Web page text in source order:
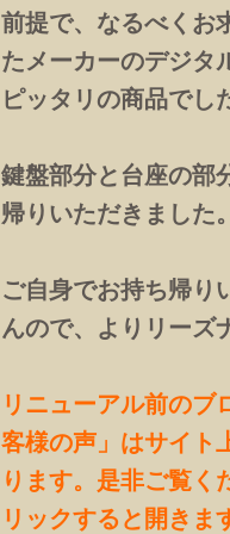
前提で、なるべくお
たメーカーのデジタ
ピッタリの商品でし
鍵盤部分と台座の部
帰りいただきました。
ご自身でお持ち帰り
んので、よりリーズ
リニューアル前の
客様の声」はサイ
ります。是非ご覧
リックすると開きま